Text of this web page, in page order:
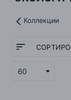
Коллекции
60